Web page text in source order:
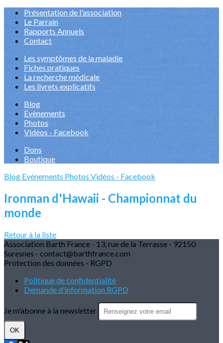
Présentation de l'association
Le Parrain
Rapports Annuels
Contact
Les symptômes de la maladie
Fiches pratiques
La recherche médicale
Les livrets explicatifs
Blog
Evènements
Photos
Vidéos - Facebook
Dons
Boutique
Blog Evènements Photos Vidéos - Facebook
Ironman d'Hawaii - Championnat du
monde
Retour à la liste
Association Barth France - 13, rue de la Terrasse - 92150
Suresnes - contact@barthfrance.com
Protection des données - RGPD
Politique de confidentialité
Demande d'information RGPD
Je m'abonne à la newsletter
OK